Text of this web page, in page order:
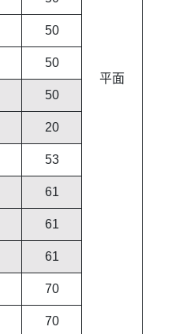
平面
50
50
50
20
53
61
61
61
70
70